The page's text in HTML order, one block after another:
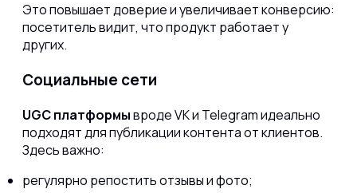
Это повышает доверие и увеличивает конверсию:
посетитель видит, что продукт работает у
других.
Социальные сети
UGC платформывроде VK и Telegram идеально
подходят для публикации контента от клиентов.
Здесь важно:
регулярно репостить отзывы и фото;